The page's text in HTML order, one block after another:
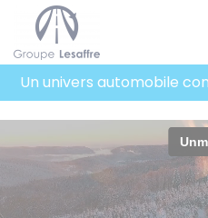
Un univers automobile
Panneau de gestion des